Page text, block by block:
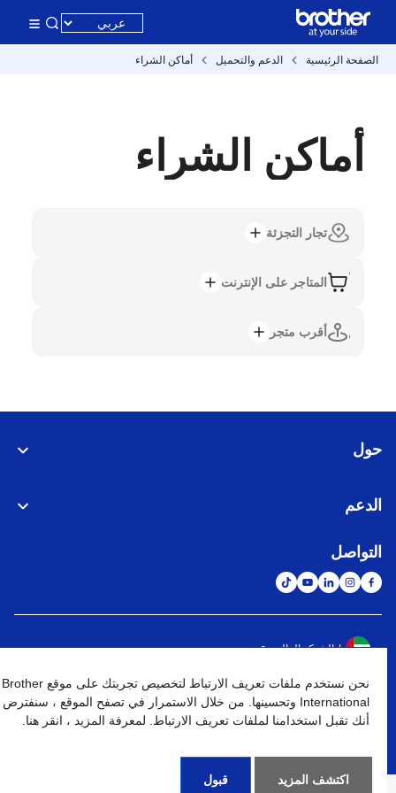
الصفحة الرئيسية الدعم والتحميل أماكن الشراء
أماكن الشراء
تجار التجزئة
المتاجر على الإنترنت
أقرب متجر
حول
الدعم
التواصل
الشبكة العالمية
نهج الخصوصية شروط الإستخدام خريطة الموقع الإنتقال إلى الموقع العالمي
كافة الحقوق محفوظة. BROTHER INTERNATIONAL (GULF) FZE
نحن نستخدم ملفات تعريف الارتباط لتخصيص تجربتك على موقع Brother
International وتحسينها. من خلال الاستمرار في تصفح الموقع ، سنفترض
أنك تقبل استخدامنا لملفات تعريف الارتباط. لمعرفة المزيد ، انقر هنا.
اكتشف المزيد قبول